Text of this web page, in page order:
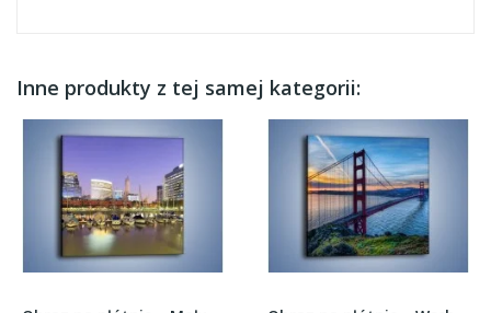
Inne produkty z tej samej kategorii: